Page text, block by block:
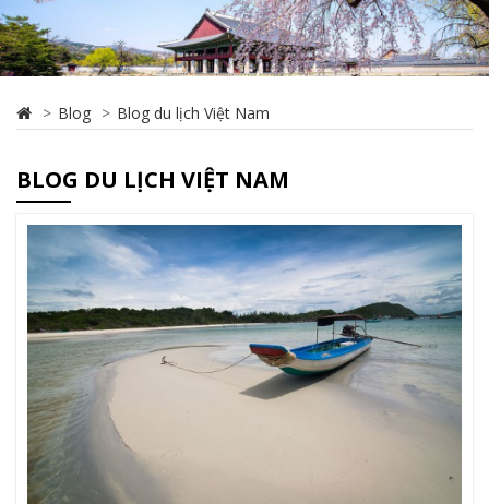
Blog Blog du lịch Việt Nam
BLOG DU LỊCH VIỆT NAM